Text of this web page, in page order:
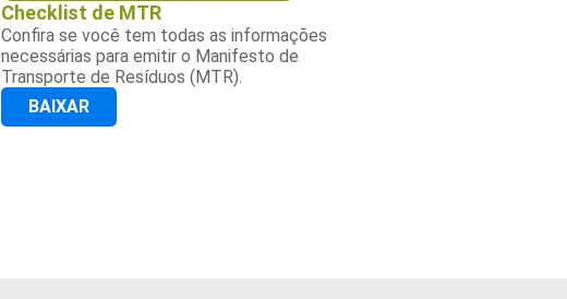
Checklist de MTR
Confira se você tem todas as informações
necessárias para emitir o Manifesto de
Transporte de Resíduos (MTR).
BAIXAR